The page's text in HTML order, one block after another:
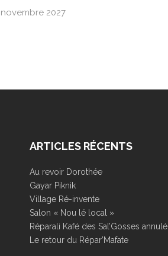
2027
ARTICLES RÉCENTS
Au revoir Dorothée
Gayar Piknik
Village Ré-invente
Salon « Nou lé local »
Réparali Kafé des Sal’Gosses annulé
Le retour du Répar’Mafate